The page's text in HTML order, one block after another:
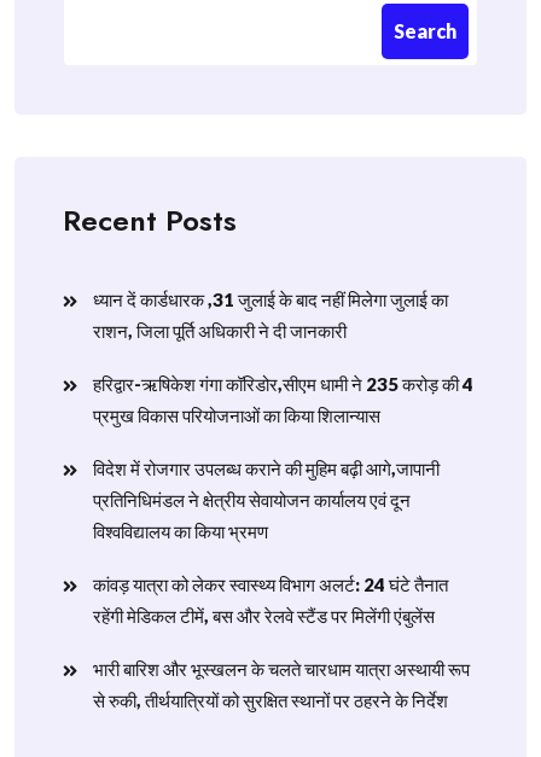
Search
Recent Posts
ध्यान दें कार्डधारक ,31 जुलाई के बाद नहीं मिलेगा जुलाई का
राशन, जिला पूर्ति अधिकारी ने दी जानकारी
हरिद्वार-ऋषिकेश गंगा कॉरिडोर,सीएम धामी ने 235 करोड़ की 4
प्रमुख विकास परियोजनाओं का किया शिलान्यास
विदेश में रोजगार उपलब्ध कराने की मुहिम बढ़ी आगे,जापानी
प्रतिनिधिमंडल ने क्षेत्रीय सेवायोजन कार्यालय एवं दून
विश्वविद्यालय का किया भ्रमण
​कांवड़ यात्रा को लेकर स्वास्थ्य विभाग अलर्ट: 24 घंटे तैनात
रहेंगी मेडिकल टीमें, बस और रेलवे स्टैंड पर मिलेंगी एंबुलेंस
​भारी बारिश और भूस्खलन के चलते चारधाम यात्रा अस्थायी रूप
से रुकी, तीर्थयात्रियों को सुरक्षित स्थानों पर ठहरने के निर्देश